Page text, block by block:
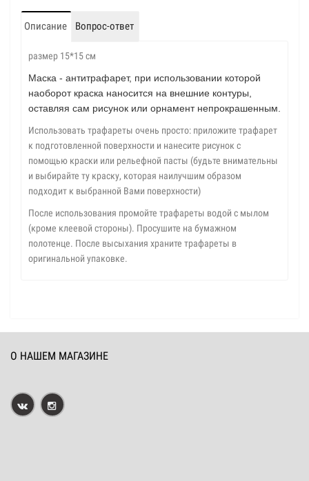
Описание Вопрос-ответ
размер 15*15 см
Маска - антитрафарет, при использовании которой
наоборот краска наносится на внешние контуры,
оставляя сам рисунок или орнамент непрокрашенным.
Использовать трафареты очень просто: приложите трафарет
к подготовленной поверхности и нанесите рисунок с
помощью краски или рельефной пасты (будьте внимательны
и выбирайте ту краску, которая наилучшим образом
подходит к выбранной Вами поверхности)
После использования промойте трафареты водой с мылом
(кроме клеевой стороны). Просушите на бумажном
полотенце. После высыхания храните трафареты в
оригинальной упаковке.
О НАШЕМ МАГАЗИНЕ